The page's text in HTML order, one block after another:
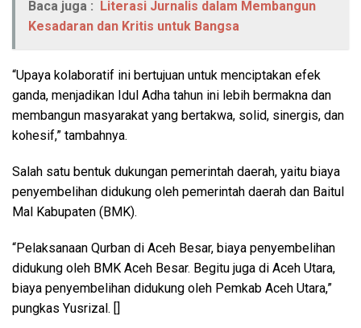
Baca juga : Literasi Jurnalis dalam Membangun
Kesadaran dan Kritis untuk Bangsa
“Upaya kolaboratif ini bertujuan untuk menciptakan efek
ganda, menjadikan Idul Adha tahun ini lebih bermakna dan
membangun masyarakat yang bertakwa, solid, sinergis, dan
kohesif,” tambahnya.
Salah satu bentuk dukungan pemerintah daerah, yaitu biaya
penyembelihan didukung oleh pemerintah daerah dan Baitul
Mal Kabupaten (BMK).
“Pelaksanaan Qurban di Aceh Besar, biaya penyembelihan
didukung oleh BMK Aceh Besar. Begitu juga di Aceh Utara,
biaya penyembelihan didukung oleh Pemkab Aceh Utara,”
pungkas Yusrizal. []